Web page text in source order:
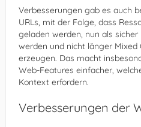
Verbesserungen gab es auch
URLs, mit der Folge, dass
geladen werden, nun als
werden und nicht länger Mixed
erzeugen. Das macht
Web-Features einfacher,
Kontext erfordern.
Verbesserungen der